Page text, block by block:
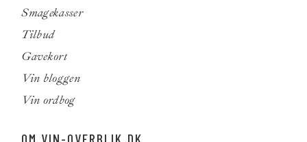
Smagekasser
Tilbud
Gavekort
Vin bloggen
Vin ordbog
OM VIN-OVERBLIK.DK